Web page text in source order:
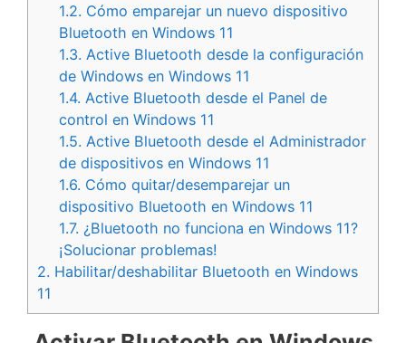
1.2. Cómo emparejar un nuevo dispositivo
Bluetooth en Windows 11
1.3. Active Bluetooth desde la configuración
de Windows en Windows 11
1.4. Active Bluetooth desde el Panel de
control en Windows 11
1.5. Active Bluetooth desde el Administrador
de dispositivos en Windows 11
1.6. Cómo quitar/desemparejar un
dispositivo Bluetooth en Windows 11
1.7. ¿Bluetooth no funciona en Windows 11?
¡Solucionar problemas!
2. Habilitar/deshabilitar Bluetooth en Windows
11